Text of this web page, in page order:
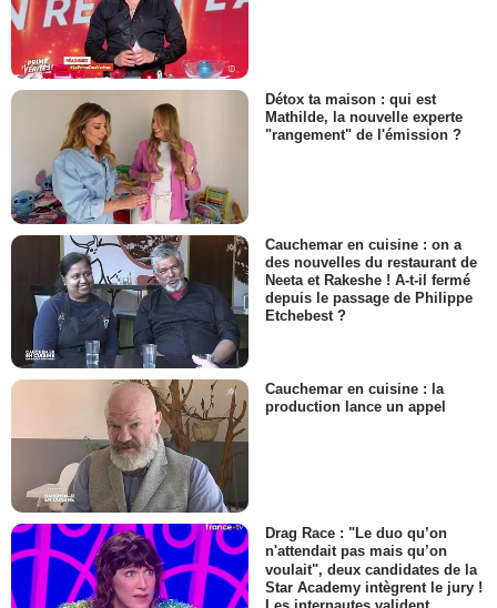
Détox ta maison : qui est
Mathilde, la nouvelle experte
"rangement" de l'émission ?
Cauchemar en cuisine : on a
des nouvelles du restaurant de
Neeta et Rakeshe ! A-t-il fermé
depuis le passage de Philippe
Etchebest ?
Cauchemar en cuisine : la
production lance un appel
Drag Race : "Le duo qu’on
n'attendait pas mais qu’on
voulait", deux candidates de la
Star Academy intègrent le jury !